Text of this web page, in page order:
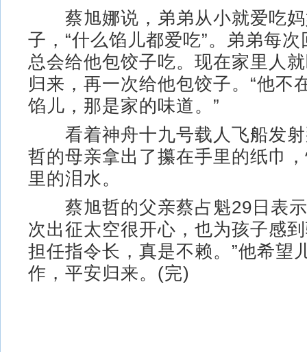
蔡旭娜说，弟弟从小就爱吃妈
子，“什么馅儿都爱吃”。弟弟每
总会给他包饺子吃。现在家里人
归来，再一次给他包饺子。“他不
馅儿，那是家的味道。”
看着神舟十九号载人飞船发射
哲的母亲拿出了攥在手里的纸巾
里的泪水。
蔡旭哲的父亲蔡占魁29日表示
次出征太空很开心，也为孩子感
担任指令长，真是不赖。”他希望
作，平安归来。(完)